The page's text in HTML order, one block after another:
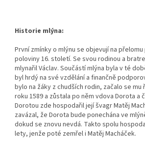
Historie mlýna:
První zmínky o mlýnu se objevují na
poloviny 16. století. Se svou rodinou a
mlynařil Václav. Součástí mlýna byla v té
byl hrdý na své vzdělání a finančně
bylo na žáky z chudších rodin, začalo se mu
roku 1589 a zůstala po něm vdova Dorota a
Dorotou zde hospodařil její švagr Matěj
zavázal, že Dorota bude ponechána ve
dokud se znovu nevdá. Takto spolu
lety, jenže poté zemřel i Matěj Macháček.